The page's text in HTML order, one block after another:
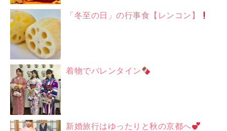
「冬至の日」の行事食【レンコン】
着物でバレンタイン
新婚旅行はゆったりと秋の京都へ